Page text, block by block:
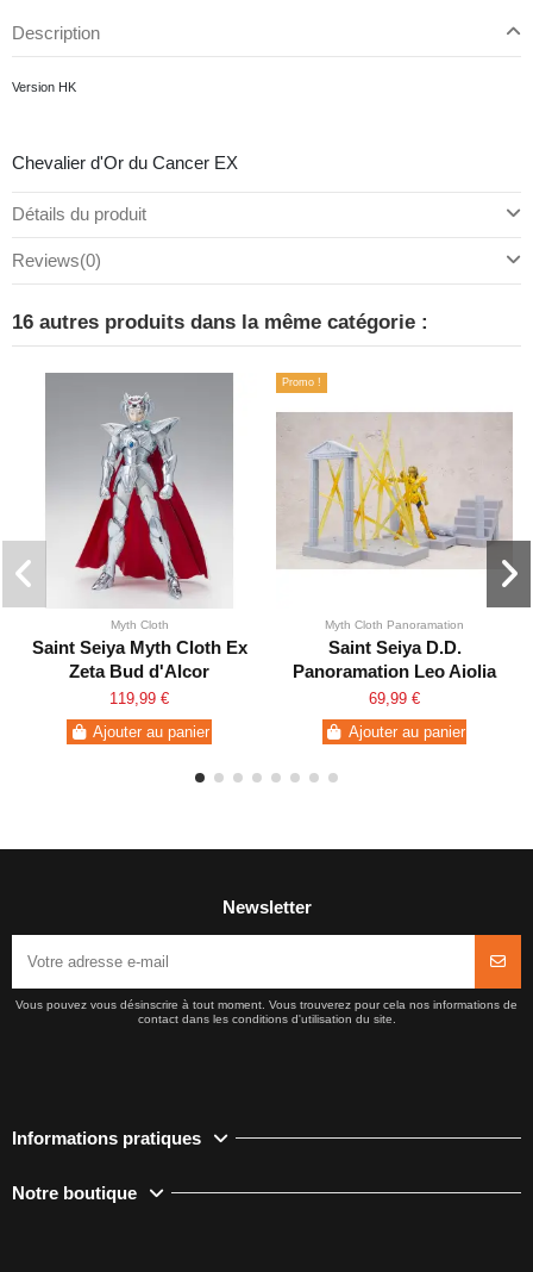
Description
Version HK
Chevalier d'Or du Cancer EX
Détails du produit
Reviews(0)
16 autres produits dans la même catégorie :
Myth Cloth
Saint Seiya Myth Cloth Ex
Zeta Bud d'Alcor
119,99 €
Ajouter au panier
Promo !
Myth Cloth Panoramation
Saint Seiya D.D.
Panoramation Leo Aiolia
69,99 €
Ajouter au panier
Newsletter
Vous pouvez vous désinscrire à tout moment. Vous trouverez pour cela nos informations de
contact dans les conditions d'utilisation du site.
Informations pratiques
Notre boutique